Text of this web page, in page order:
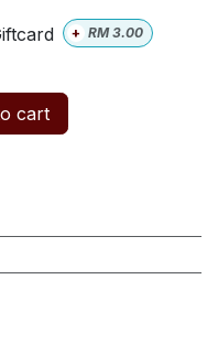
+ RM3.00
cart